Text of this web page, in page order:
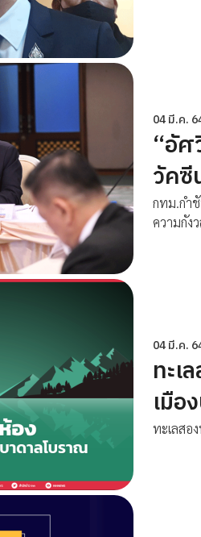
04 มี.ค.
“อัศ
วัคซี
กทม.กำชั
ความกัง
04 มี.ค.
ทะเ
เมือ
ทะเลสอ